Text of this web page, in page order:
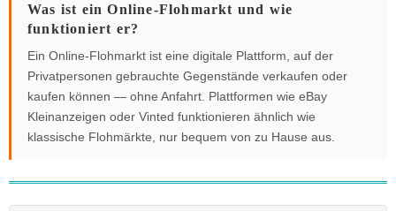
Was ist ein Online-Flohmarkt und wie
funktioniert er?
Ein Online-Flohmarkt ist eine digitale Plattform, auf der
Privatpersonen gebrauchte Gegenstände verkaufen oder
kaufen können — ohne Anfahrt. Plattformen wie eBay
Kleinanzeigen oder Vinted funktionieren ähnlich wie
klassische Flohmärkte, nur bequem von zu Hause aus.